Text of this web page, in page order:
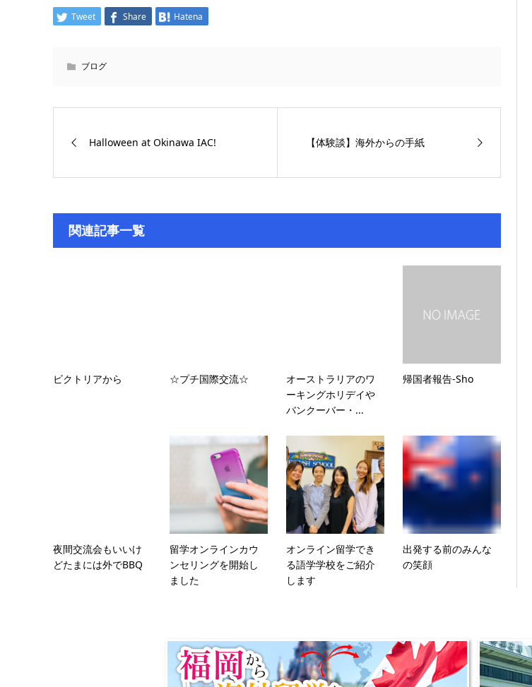
Tweet Share Hatena
ブログ
Halloween at Okinawa IAC! 【体験談】海外からの手紙
関連記事一覧
ビクトリアから ☆プチ国際交流☆
オーストラリアのワ
ーキングホリデイや
バンクーバー・...
帰国者報告-Sho
夜間交流会もいいけ
どたまには外でBBQ
留学オンラインカウ
ンセリングを開始し
ました
オンライン留学でき
る語学学校をご紹介
します
出発する前のみんな
の笑顔